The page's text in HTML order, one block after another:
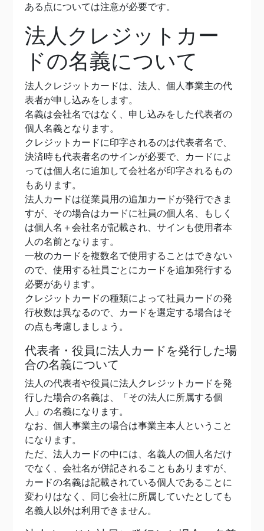
ある点については注意が必要です。
法人クレジットカー
ドの名義について
法人クレジットカードは、法人、個人事業主の代
表者が申し込みをします。
名義は会社名ではなく、申し込みをした代表者の
個人名義となります。
クレジットカードに印字されるのは代表者名で、
決済時も代表者名のサインが必要で、カードによ
っては個人名に追加して会社名が印字されるもの
もあります。
法人カードは従業員用の追加カードが発行できま
すが、その場合はカードに社員の個人名、もしく
は個人名＋会社名が記載され、サインも使用者本
人の名前となります。
一枚のカードを複数名で使用することはできない
ので、使用する社員ごとにカードを追加発行する
必要があります。
クレジットカードの種類によって社員カードの発
行枚数は異なるので、カードを選定する場合はそ
の点も考慮しましょう。
代表者・役員に法人カードを発行した場
合の名義について
法人の代表者や役員に法人クレジットカードを発
行した場合の名義は、「その法人に所属する個
人」の名義になります。
なお、個人事業主の場合は事業主本人ということ
になります。
ただ、法人カードの中には、名義人の個人名だけ
でなく、会社名が併記されることもありますが、
カードの名義は記載されている個人であることに
変わりはなく、同じ会社に所属していたとしても
名義人以外は利用できません。